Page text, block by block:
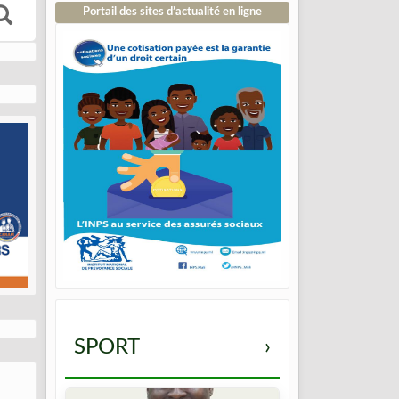
Portail des sites d’actualité en ligne
SPORT ›